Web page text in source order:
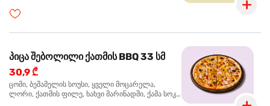
პიცა შებოლილი ქათმის BBQ 33 სმ
30,9 ₾
ცომი, ბეშამელის სოუსი, ყველი მოცარელა,
ლორი, ქათმის ფილე, ხახვი მარინადში, ქამა სოკო